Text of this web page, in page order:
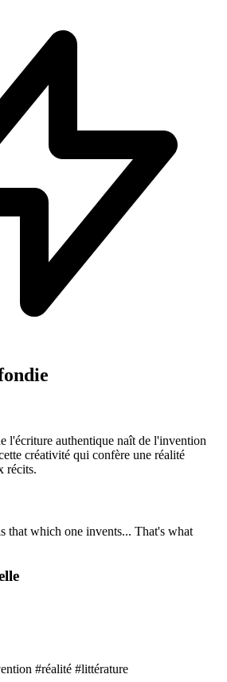
l'écriture authentique naît de l'invention
créativité qui confère une réalité
récits.
that which one invents... That's what
#réalité #littérature